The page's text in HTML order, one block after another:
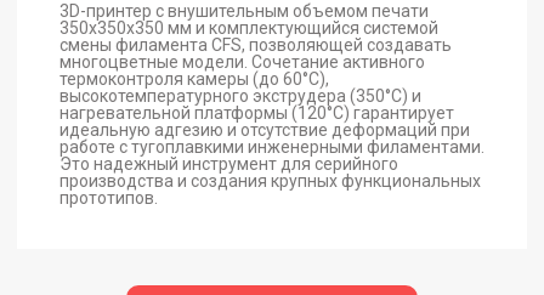
3D-принтер с внушительным объемом печати
350x350x350 мм и комплектующийся системой
смены филамента CFS, позволяющей создавать
многоцветные модели. Сочетание активного
термоконтроля камеры (до 60°C),
высокотемпературного экструдера (350°C) и
нагревательной платформы (120°C) гарантирует
идеальную адгезию и отсутствие деформаций при
работе с тугоплавкими инженерными филаментами.
Это надежный инструмент для серийного
производства и создания крупных функциональных
прототипов.